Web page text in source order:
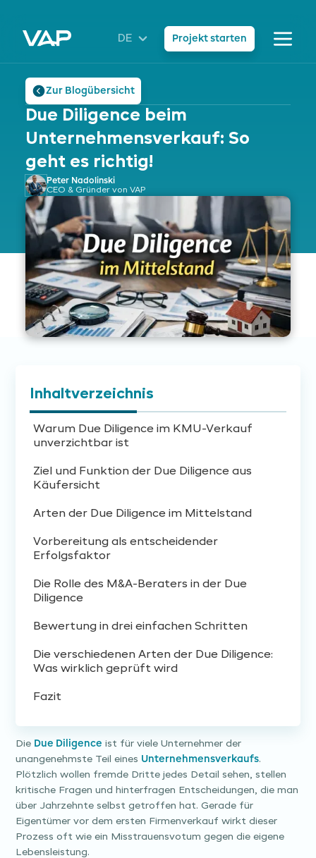
DE Projekt starten
Zur Blogübersicht
Due Diligence beim
Unternehmensverkauf: So
geht es richtig!
Peter Nadolinski
CEO & Gründer von VAP
Inhaltverzeichnis
Warum Due Diligence im KMU-Verkauf
unverzichtbar ist
Ziel und Funktion der Due Diligence aus
Käufersicht
Arten der Due Diligence im Mittelstand
Vorbereitung als entscheidender
Erfolgsfaktor
Die Rolle des M&A-Beraters in der Due
Diligence
Bewertung in drei einfachen Schritten
Die verschiedenen Arten der Due Diligence:
Was wirklich geprüft wird
Fazit
Die Due Diligence ist für viele Unternehmer der
unangenehmste Teil eines Unternehmensverkaufs.
Plötzlich wollen fremde Dritte jedes Detail sehen, stellen
kritische Fragen und hinterfragen Entscheidungen, die man
über Jahrzehnte selbst getroffen hat. Gerade für
Eigentümer vor dem ersten Firmenverkauf wirkt dieser
Prozess oft wie ein Misstrauensvotum gegen die eigene
Lebensleistung.